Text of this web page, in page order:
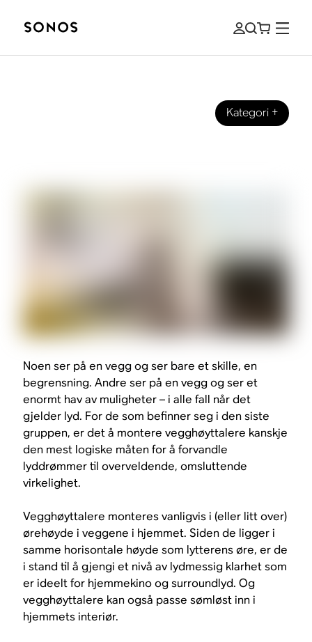
Kategori+
Noen ser på en vegg og ser bare et skille, en
begrensning. Andre ser på en vegg og ser et
enormt hav av muligheter – i alle fall når det
gjelder lyd. For de som befinner seg i den siste
gruppen, er det å montere vegghøyttalere kanskje
den mest logiske måten for å forvandle
lyddrømmer til overveldende, omsluttende
virkelighet.
Vegghøyttalere monteres vanligvis i (eller litt over)
ørehøyde i veggene i hjemmet. Siden de ligger i
samme horisontale høyde som lytterens øre, er de
i stand til å gjengi et nivå av lydmessig klarhet som
er ideelt for hjemmekino og surroundlyd. Og
vegghøyttalere kan også passe sømløst inn i
hjemmets interiør.